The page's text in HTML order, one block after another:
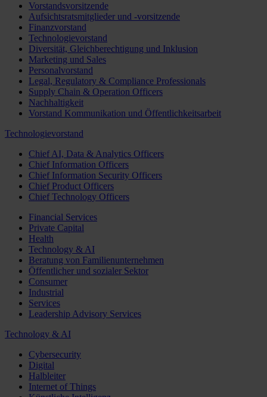
Vorstandsvorsitzende
Aufsichtsratsmitglieder und -vorsitzende
Finanzvorstand
Technologievorstand
Diversität, Gleichberechtigung und Inklusion
Marketing und Sales
Personalvorstand
Legal, Regulatory & Compliance Professionals
Supply Chain & Operation Officers
Nachhaltigkeit
Vorstand Kommunikation und Öffentlichkeitsarbeit
Technologievorstand
Chief AI, Data & Analytics Officers
Chief Information Officers
Chief Information Security Officers
Chief Product Officers
Chief Technology Officers
Financial Services
Private Capital
Health
Technology & AI
Beratung von Familienunternehmen
Öffentlicher und sozialer Sektor
Consumer
Industrial
Services
Leadership Advisory Services
Technology & AI
Cybersecurity
Digital
Halbleiter
Internet of Things